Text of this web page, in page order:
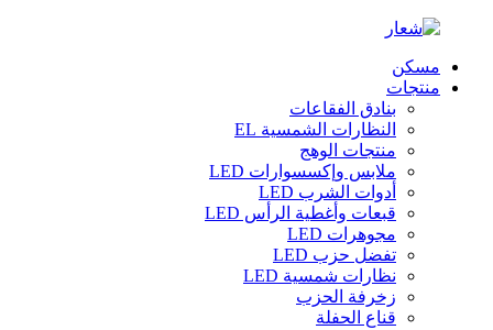
مسكن
منتجات
بنادق الفقاعات
النظارات الشمسية EL
منتجات الوهج
ملابس وإكسسوارات LED
أدوات الشرب LED
قبعات وأغطية الرأس LED
مجوهرات LED
تفضل حزب LED
نظارات شمسية LED
زخرفة الحزب
قناع الحفلة